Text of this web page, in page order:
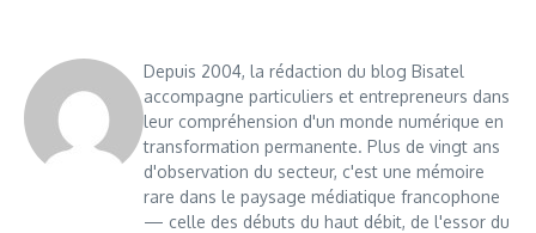
Depuis 2004, la rédaction du blog Bisatel
accompagne particuliers et entrepreneurs dans
leur compréhension d'un monde numérique en
transformation permanente. Plus de vingt ans
d'observation du secteur, c'est une mémoire
rare dans le paysage médiatique francophone
— celle des débuts du haut débit, de l'essor du